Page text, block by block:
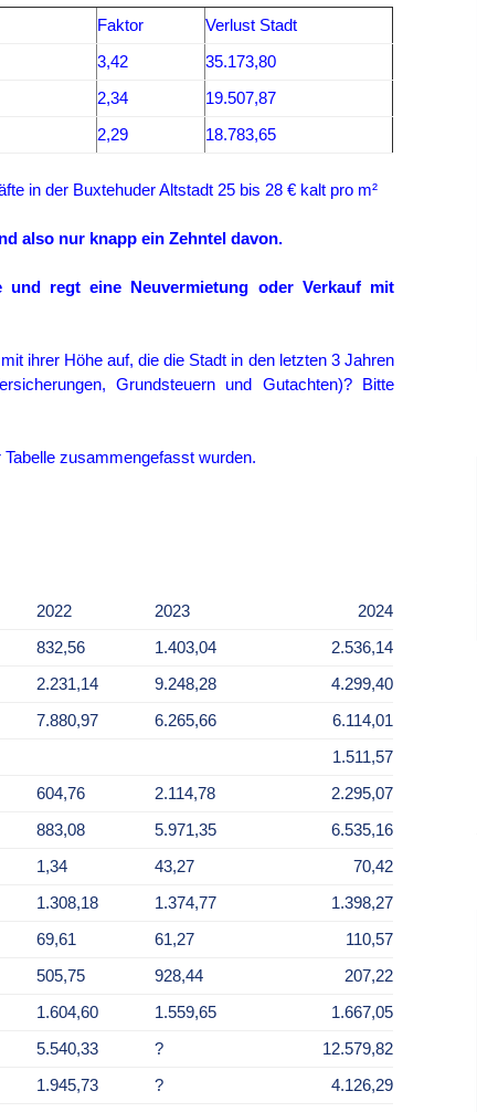
Faktor Verlust Stadt
3,42 35.173,80
2,34 19.507,87
2,29 18.783,65
in der Buxtehuder Altstadt 25 bis 28 € kalt pro m²
also nur knapp ein Zehntel davon.
regt eine Neuvermietung oder Verkauf mit
ihrer Höhe auf, die die Stadt in den letzten 3 Jahren
Grundsteuern und Gutachten)? Bitte
Tabelle zusammengefasst wurden.
2022 2023 2024
832,56 1.403,04 2.536,14
2.231,14 9.248,28 4.299,40
7.880,97 6.265,66 6.114,01
1.511,57
604,76 2.114,78 2.295,07
883,08 5.971,35 6.535,16
1,34 43,27 70,42
1.308,18 1.374,77 1.398,27
69,61 61,27 110,57
505,75 928,44 207,22
1.604,60 1.559,65 1.667,05
5.540,33 ? 12.579,82
1.945,73 ? 4.126,29